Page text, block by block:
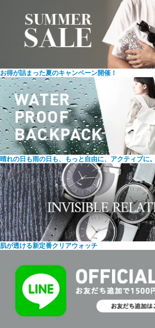
お得が詰まった夏のキャンペーン開催！
晴れの日も雨の日も、もっと自由に、アクティブに。
肌が透ける新定番クリアウォッチ